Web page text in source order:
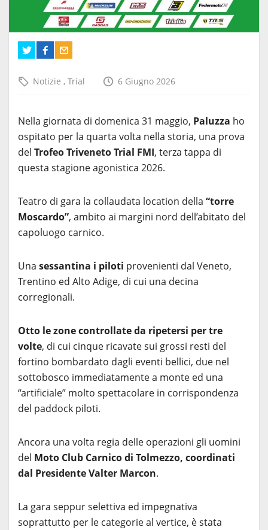
Notizie , Trial 6 Giugno 2026
Nella giornata di domenica 31 maggio, Paluzza ho
ospitato per la quarta volta nella storia, una prova
del Trofeo Triveneto Trial FMI, terza tappa di
questa stagione agonistica 2026.
Teatro di gara la collaudata location della “torre
Moscardo”, ambito ai margini nord dell’abitato del
capoluogo carnico.
Una sessantina i piloti provenienti dal Veneto,
Trentino ed Alto Adige, di cui una decina
corregionali.
Otto le zone controllate da ripetersi per tre
volte, di cui cinque ricavate sui grossi resti del
fortino bombardato dagli eventi bellici, due nel
sottobosco immediatamente a monte ed una
“artificiale” molto spettacolare in corrispondenza
del paddock piloti.
Ancora una volta regia delle operazioni gli uomini
del Moto Club Carnico di Tolmezzo, coordinati
dal Presidente Valter Marcon.
La gara seppur selettiva ed impegnativa
soprattutto per le categorie al vertice, è stata